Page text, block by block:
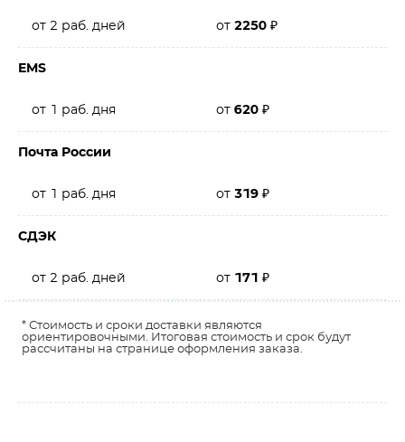
от 2 раб. дней от 2250 ₽
EMS
от 1 раб. дня от 620 ₽
Почта России
от 1 раб. дня от 319 ₽
СДЭК
от 2 раб. дней от 171 ₽
* Стоимость и сроки доставки являются
ориентировочными. Итоговая стоимость и срок будут
рассчитаны на странице оформления заказа.